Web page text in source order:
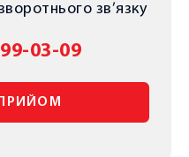
зв’язку
03-09